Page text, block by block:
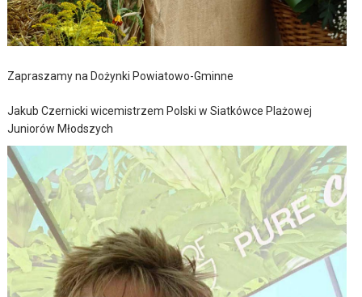
Zapraszamy na Dożynki Powiatowo-Gminne
Jakub Czernicki wicemistrzem Polski w Siatkówce Plażowej
Juniorów Młodszych